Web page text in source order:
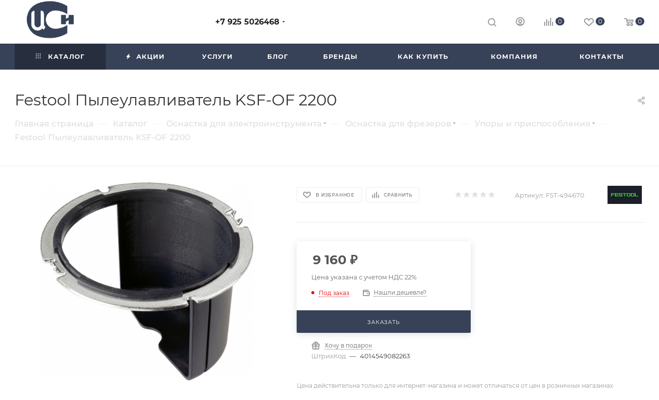
+7 925 5026468 0 0 0
КАТАЛОГ АКЦИИ УСЛУГИ БЛОГ БРЕНДЫ КАК КУПИТЬ КОМПАНИЯ КОНТАКТЫ
Festool Пылеулавливатель KSF-OF 2200
Главная страница Каталог Оснастка для электроинструмента Оснастка для фрезеров Упоры и приспособления
Festool Пылеулавливатель KSF-OF 2200
В ИЗБРАННОЕ СРАВНИТЬ Артикул: FST-494670
9 160 ₽
Цена указана с учетом НДС 22%
Под заказ Нашли дешевле?
ЗАКАЗАТЬ
Хочу в подарок
ШтрихКод — 4014549082263
Цена действительна только для интернет-магазина и может отличаться от цен в розничных магазинах